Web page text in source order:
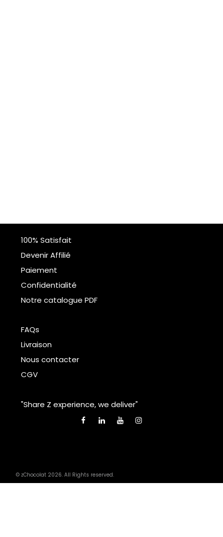
100% Satisfait
Devenir Affilié
Paiement
Confidentialité
Notre catalogue PDF
FAQs
Livraison
Nous contacter
CGV
"Share Z experience, we deliver"
© zChocolat 2026. All Rights reserved.